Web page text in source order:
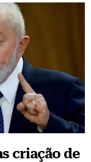
criação de